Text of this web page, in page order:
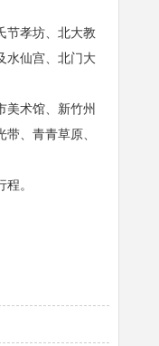
节孝坊、北大教
水仙宫、北门大
美术馆、新竹州
、青青草原、
。